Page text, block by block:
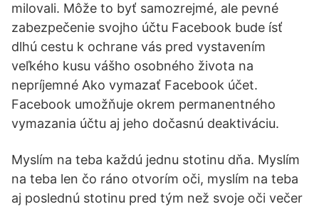
milovali. Môže to byť samozrejmé, ale pevné
zabezpečenie svojho účtu Facebook bude ísť
dlhú cestu k ochrane vás pred vystavením
veľkého kusu vášho osobného života na
nepríjemné Ako vymazať Facebook účet.
Facebook umožňuje okrem permanentného
vymazania účtu aj jeho dočasnú deaktiváciu.
Myslím na teba každú jednu stotinu dňa. Myslím
na teba len čo ráno otvorím oči, myslím na teba
aj poslednú stotinu pred tým než svoje oči večer